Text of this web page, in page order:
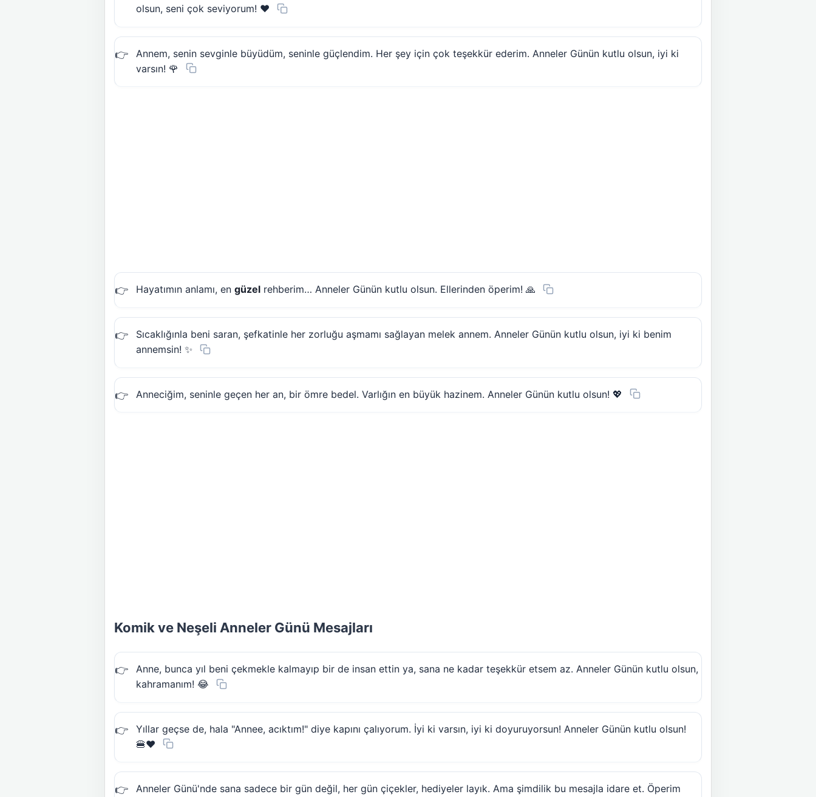
olsun, seni çok seviyorum! ❤️
Annem, senin sevginle büyüdüm, seninle güçlendim. Her şey için çok teşekkür ederim. Anneler Günün kutlu olsun, iyi ki
varsın! 🌹
Hayatımın anlamı, en güzel rehberim… Anneler Günün kutlu olsun. Ellerinden öperim! 🙏
Sıcaklığınla beni saran, şefkatinle her zorluğu aşmamı sağlayan melek annem. Anneler Günün kutlu olsun, iyi ki benim
annemsin! ✨
Anneciğim, seninle geçen her an, bir ömre bedel. Varlığın en büyük hazinem. Anneler Günün kutlu olsun! 💖
Komik ve Neşeli Anneler Günü Mesajları
Anne, bunca yıl beni çekmekle kalmayıp bir de insan ettin ya, sana ne kadar teşekkür etsem az. Anneler Günün kutlu olsun,
kahramanım! 😂
Yıllar geçse de, hala "Annee, acıktım!" diye kapını çalıyorum. İyi ki varsın, iyi ki doyuruyorsun! Anneler Günün kutlu olsun!
🍔❤️
Anneler Günü'nde sana sadece bir gün değil, her gün çiçekler, hediyeler layık. Ama şimdilik bu mesajla idare et. Öperim